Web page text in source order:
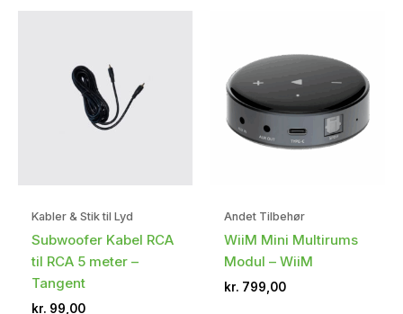
Kabler & Stik til Lyd
Subwoofer Kabel RCA
til RCA 5 meter –
Tangent
kr. 99,00
Andet Tilbehør
WiiM Mini Multirums
Modul – WiiM
kr. 799,00